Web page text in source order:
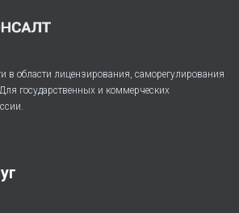
в области лицензирования, саморегулирования
государственных и коммерческих